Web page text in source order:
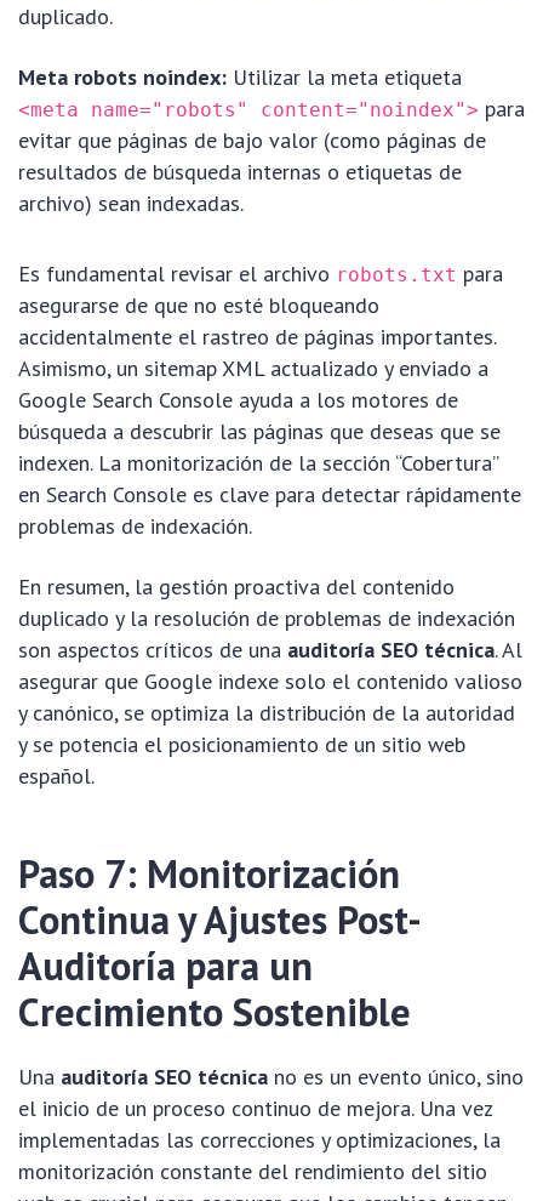
duplicado.
Meta robots noindex: Utilizar la meta etiqueta
<meta name="robots" content="noindex"> para
evitar que páginas de bajo valor (como páginas de
resultados de búsqueda internas o etiquetas de
archivo) sean indexadas.
Es fundamental revisar el archivo robots.txt para
asegurarse de que no esté bloqueando
accidentalmente el rastreo de páginas importantes.
Asimismo, un sitemap XML actualizado y enviado a
Google Search Console ayuda a los motores de
búsqueda a descubrir las páginas que deseas que se
indexen. La monitorización de la sección “Cobertura”
en Search Console es clave para detectar rápidamente
problemas de indexación.
En resumen, la gestión proactiva del contenido
duplicado y la resolución de problemas de indexación
son aspectos críticos de una auditoría SEO técnica. Al
asegurar que Google indexe solo el contenido valioso
y canónico, se optimiza la distribución de la autoridad
y se potencia el posicionamiento de un sitio web
español.
Paso 7: Monitorización
Continua y Ajustes Post-
Auditoría para un
Crecimiento Sostenible
Una auditoría SEO técnica no es un evento único, sino
el inicio de un proceso continuo de mejora. Una vez
implementadas las correcciones y optimizaciones, la
monitorización constante del rendimiento del sitio